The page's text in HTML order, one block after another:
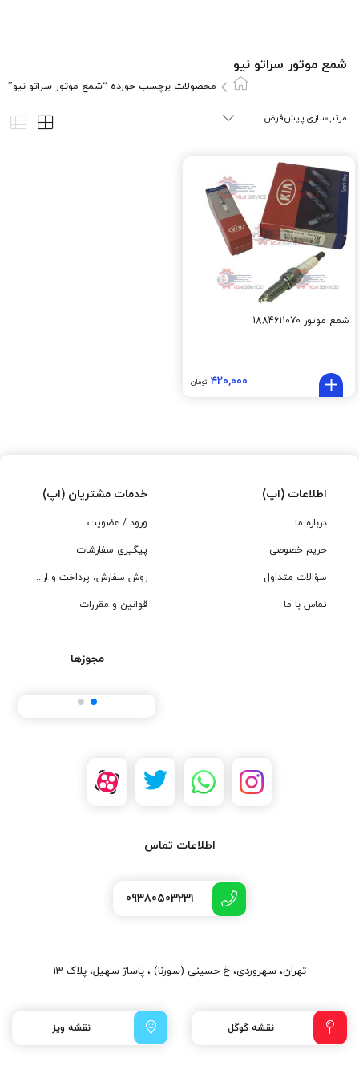
شمع موتور سراتو نيو
محصولات برچسب خورده “شمع موتور سراتو نيو”
شمع موتور 1884611070
۴۲۰,۰۰۰ تومان
اطلاعات (اپ)
درباره ما
حریم خصوصی
سؤالات متداول
تماس با ما
خدمات مشتریان (اپ)
ورود / عضویت
پیگیری سفارشات
روش سفارش، پرداخت و ارسال
قوانین و مقررات
مجوزها
اطلاعات تماس
09380503231
تهران، سهروردی، خ حسینی (سورنا) ، پاساژ سهیل، پلاک 13
نقشه گوگل نقشه ویز